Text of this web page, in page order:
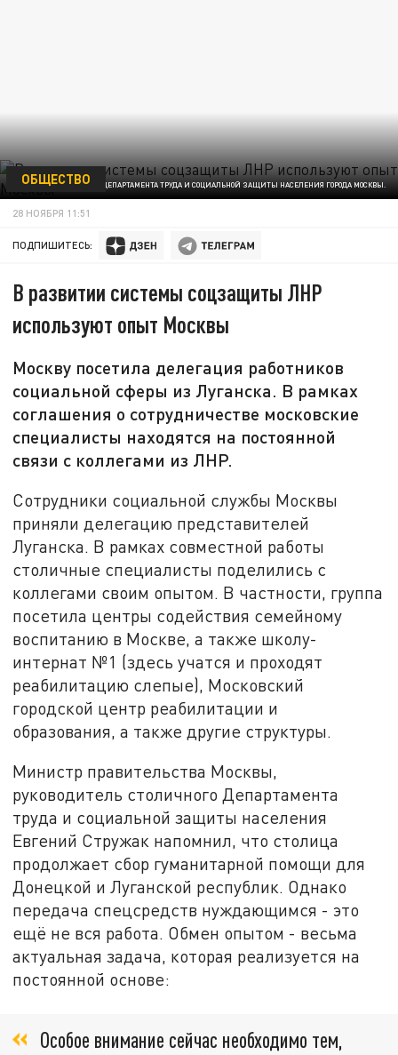
ФОТО: ПРЕСС-СЛУЖБА ДЕПАРТАМЕНТА ТРУДА И СОЦИАЛЬНОЙ ЗАЩИТЫ НАСЕЛЕНИЯ ГОРОДА МОСКВЫ.
ОБЩЕСТВО
28 НОЯБРЯ 11:51
ПОДПИШИТЕСЬ:
В развитии системы соцзащиты ЛНР
используют опыт Москвы
Москву посетила делегация работников
социальной сферы из Луганска. В рамках
соглашения о сотрудничестве московские
специалисты находятся на постоянной
связи с коллегами из ЛНР.
Сотрудники социальной службы Москвы
приняли делегацию представителей
Луганска. В рамках совместной работы
столичные специалисты поделились с
коллегами своим опытом. В частности, группа
посетила центры содействия семейному
воспитанию в Москве, а также школу-
интернат №1 (здесь учатся и проходят
реабилитацию слепые), Московский
городской центр реабилитации и
образования, а также другие структуры.
Министр правительства Москвы,
руководитель столичного Департамента
труда и социальной защиты населения
Евгений Стружак напомнил, что столица
продолжает сбор гуманитарной помощи для
Донецкой и Луганской республик. Однако
передача спецсредств нуждающимся - это
ещё не вся работа. Обмен опытом - весьма
актуальная задача, которая реализуется на
постоянной основе:
Особое внимание сейчас необходимо тем,